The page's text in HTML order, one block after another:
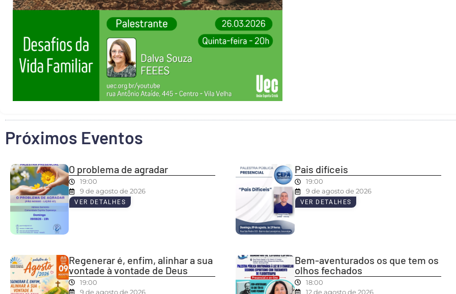
Próximos Eventos
O problema de agradar
19:00
9 de agosto de 2026
VER DETALHES
Pais difíceis
19:00
9 de agosto de 2026
VER DETALHES
Regenerar é, enfim, alinhar a sua
vontade à vontade de Deus
19:00
9 de agosto de 2026
Bem-aventurados os que tem os
olhos fechados
18:00
12 de agosto de 2026